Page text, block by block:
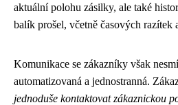
aktuální polohu zásilky, ale také
balík prošel, včetně časových razítek
Komunikace se zákazníky však
automatizovaná a jednostranná.
jednoduše kontaktovat zákaznickou